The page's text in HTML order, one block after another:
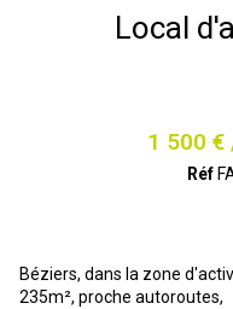
1 500 €
Réf
Béziers, dans la zone
235m², proche autoroutes,